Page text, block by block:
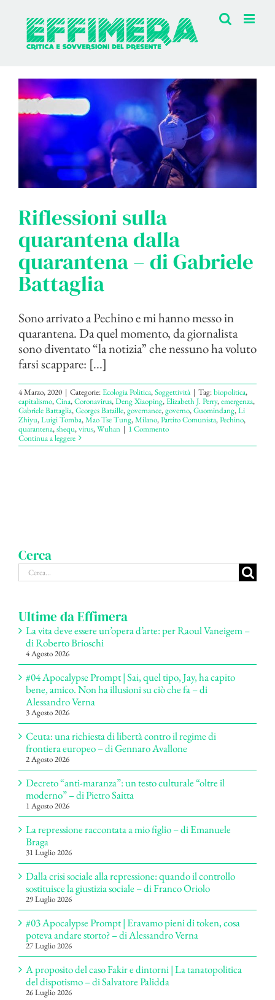
contenuto
Riflessioni sulla
quarantena dalla
quarantena – di Gabriele
Battaglia
Sono arrivato a Pechino e mi hanno messo in
quarantena. Da quel momento, da giornalista
sono diventato “la notizia” che nessuno ha voluto
farsi scappare: [...]
4 Marzo, 2020 | Categorie:Ecologia Politica,Soggettività | Tag:biopolitica,
capitalismo,Cina,Coronavirus,Deng Xiaoping,Elizabeth J. Perry,emergenza,
Gabriele Battaglia,Georges Bataille,governance,governo,Guomindang,Li
Zhiyu,Luigi Tomba,Mao Tse Tung,Milano,Partito Comunista,Pechino,
quarantena,shequ,virus,Wuhan | 1 Commento
Continua a leggere
Cerca
Cerca
per:
Ultime da Effimera
La vita deve essere un’opera d’arte: per Raoul Vaneigem –
di Roberto Brioschi
4 Agosto 2026
#04 Apocalypse Prompt | Sai, quel tipo, Jay, ha capito
bene, amico. Non ha illusioni su ciò che fa – di
Alessandro Verna
3 Agosto 2026
Ceuta: una richiesta di libertà contro il regime di
frontiera europeo – di Gennaro Avallone
2 Agosto 2026
Decreto “anti-maranza”: un testo culturale “oltre il
moderno” – di Pietro Saitta
1 Agosto 2026
La repressione raccontata a mio figlio – di Emanuele
Braga
31 Luglio 2026
Dalla crisi sociale alla repressione: quando il controllo
sostituisce la giustizia sociale – di Franco Oriolo
29 Luglio 2026
#03 Apocalypse Prompt | Eravamo pieni di token, cosa
poteva andare storto? – di Alessandro Verna
27 Luglio 2026
A proposito del caso Fakir e dintorni | La tanatopolitica
del dispotismo – di Salvatore Palidda
26 Luglio 2026